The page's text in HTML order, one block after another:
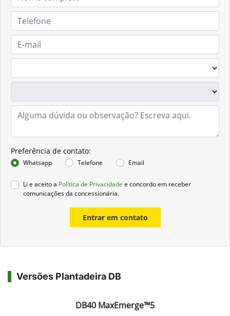
Preferência de contato:
Whatsapp Telefone Email
Li e aceito a Política de Privacidade e concordo em receber
comunicações da concessionária.
Entrar em contato
Versões Plantadeira DB
DB40 MaxEmerge™5